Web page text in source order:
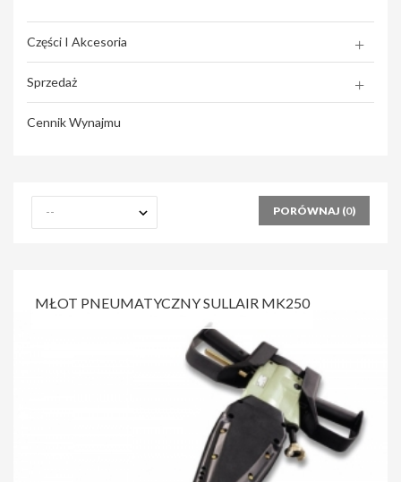
Części I Akcesoria
Sprzedaż
Cennik Wynajmu
PORÓWNAJ (0)
MŁOT PNEUMATYCZNY SULLAIR MK250